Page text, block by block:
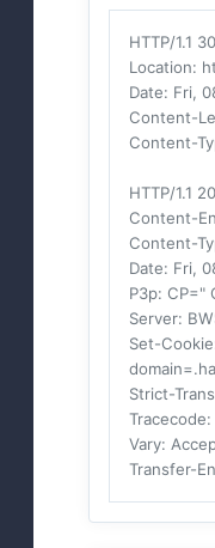
HTTP/1.1
Location:
Date: Fri,
Content-
Content-
HTTP/1.1
Content-
Content-
Date: Fri,
P3p: CP="
Server:
Set-Cookie
Strict-
Tracecode
Vary:
Transfer-